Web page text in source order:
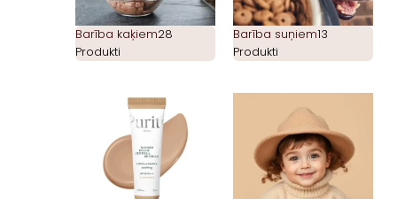
Barība kaķiem28
Produkti
Barība suņiem13
Produkti